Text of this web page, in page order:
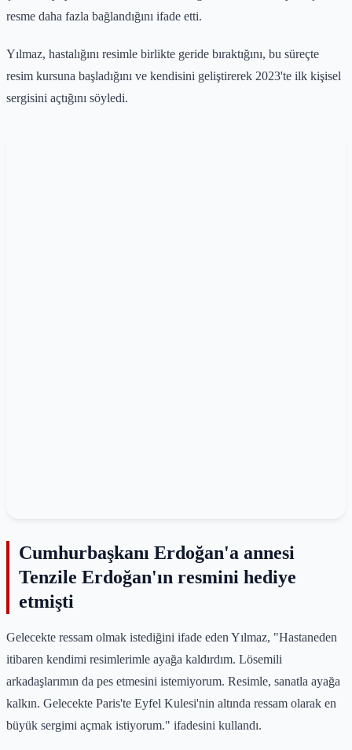
resme daha fazla bağlandığını ifade etti.
Yılmaz, hastalığını resimle birlikte geride bıraktığını, bu süreçte
resim kursuna başladığını ve kendisini geliştirerek 2023'te ilk kişisel
sergisini açtığını söyledi.
Cumhurbaşkanı Erdoğan'a annesi
Tenzile Erdoğan'ın resmini hediye
etmişti
Gelecekte ressam olmak istediğini ifade eden Yılmaz, "Hastaneden
itibaren kendimi resimlerimle ayağa kaldırdım. Lösemili
arkadaşlarımın da pes etmesini istemiyorum. Resimle, sanatla ayağa
kalkın. Gelecekte Paris'te Eyfel Kulesi'nin altında ressam olarak en
büyük sergimi açmak istiyorum." ifadesini kullandı.